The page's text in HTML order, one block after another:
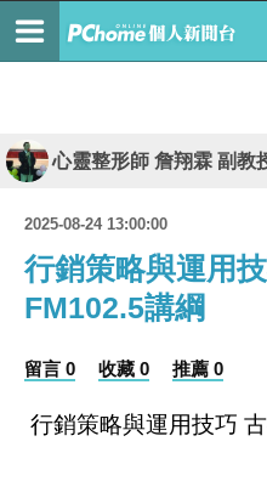
心靈整形師 詹翔霖 副教
2025-08-24 13:00:00
行銷策略與運用
FM102.5講綱
留言 0 收藏 0 推薦 0
行銷策略與運用技巧